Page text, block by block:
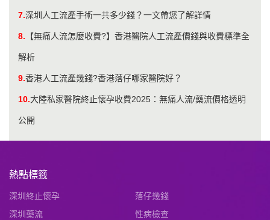
7.深圳人工流產手術一共多少錢？一文帶您了解詳情
8. 【無痛人流怎麼收費?】香港醫院人工流產價錢與收費標準全
解析
9.香港人工流產幾錢?香港落仔哪家醫院好？
10.大陸私家醫院終止懷孕收費2025：無痛人流/藥流價格透明
公開
熱點標籤
深圳終止懷孕
落仔幾錢
深圳藥流
性病檢查